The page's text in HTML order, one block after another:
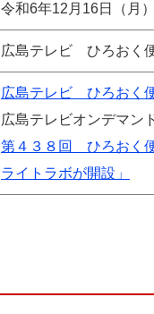
令和6年12月16日（月）
広島テレビ ひろおく
広島テレビ ひろおく
広島テレビオンデマン
第４３８回 ひろおく
ライトラボが開設」​